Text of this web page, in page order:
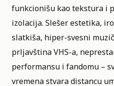
funkcionišu kao tekstura i
izolacija. Slešer estetika,
slatkiša, hiper-svesni
prljavština VHS-a,
performansu i fandomu –
vremena stvara distancu